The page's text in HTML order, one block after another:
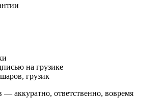
на грузике
грузик
— аккуратно, ответственно, вовремя